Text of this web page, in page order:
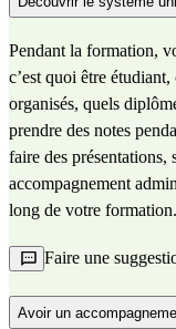
Pendant la formation,
c’est quoi être
organisés, quels
prendre des notes
faire des
accompagnement
long de votre formation.
Faire une
Avoir un